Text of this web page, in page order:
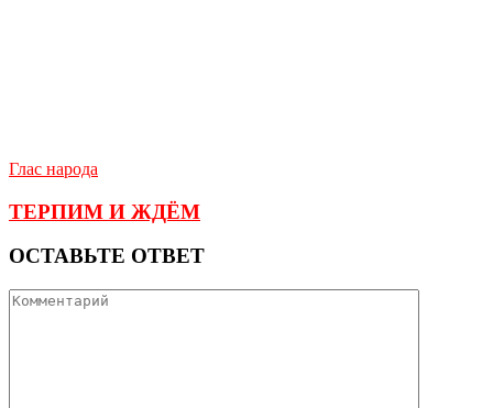
Глас народа
ТЕРПИМ И ЖДЁМ
ОСТАВЬТЕ ОТВЕТ